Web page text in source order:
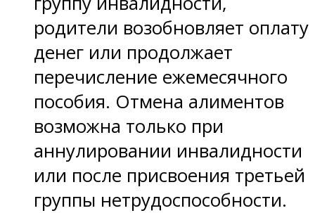
родители возобновляет оплату
денег или продолжает
перечисление ежемесячного
пособия. Отмена алиментов
возможна только при
аннулировании инвалидности
или после присвоения третьей
группы нетрудоспособности.